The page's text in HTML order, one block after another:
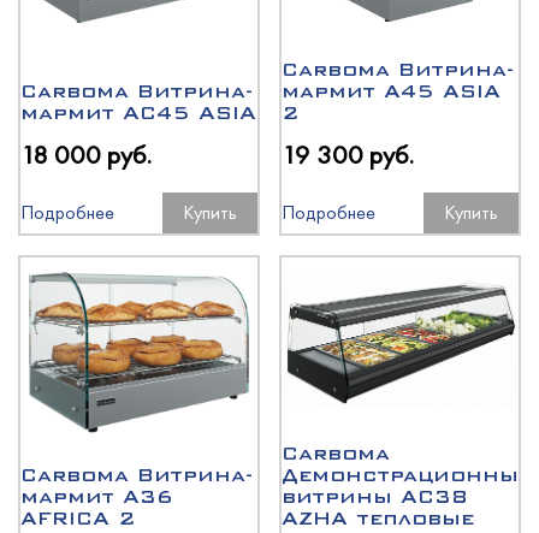
Carboma Витрина-
мармит AC45 ASIA
18 000 руб.
Подробнее Купить
Carboma Витрина-
мармит A45 ASIA
2
19 300 руб.
Подробнее Купить
Carboma Витрина-
мармит A36
AFRICA 2
Carboma
Демонстрационные
витрины AC38
AZHA тепловые